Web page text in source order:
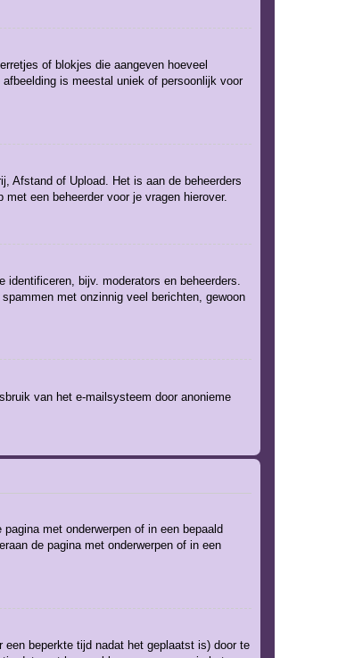
of blokjes die aangeven hoeveel
is meestal uniek of persoonlijk voor
Afstand of Upload. Het is aan de beheerders
een beheerder voor je vragen hierover.
bijv. moderators en beheerders.
met onzinnig veel berichten, gewoon
van het e-mailsysteem door anonieme
met onderwerpen of in een bepaald
de pagina met onderwerpen of in een
beperkte tijd nadat het geplaatst is) door te